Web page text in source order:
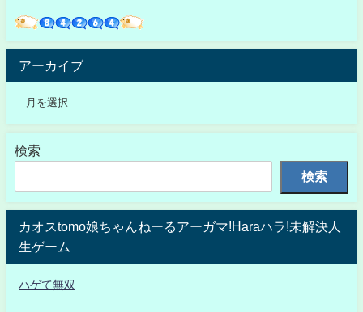
アーカイブ
検索
検索
カオスtomo娘ちゃんねーるアーガマ!Haraハラ!未解決人
生ゲーム
ハゲて無双